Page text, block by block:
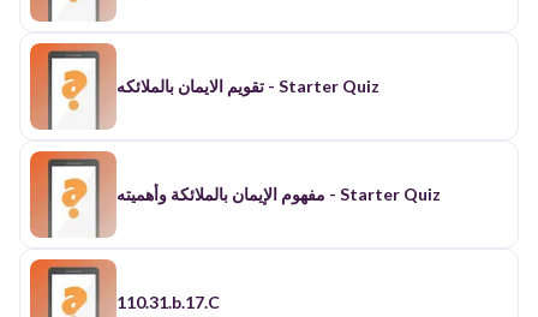
تقويم الايمان بالملائكه - Starter Quiz
مفهوم الإيمان بالملائكة وأهميته - Starter Quiz
110.31.b.17.C